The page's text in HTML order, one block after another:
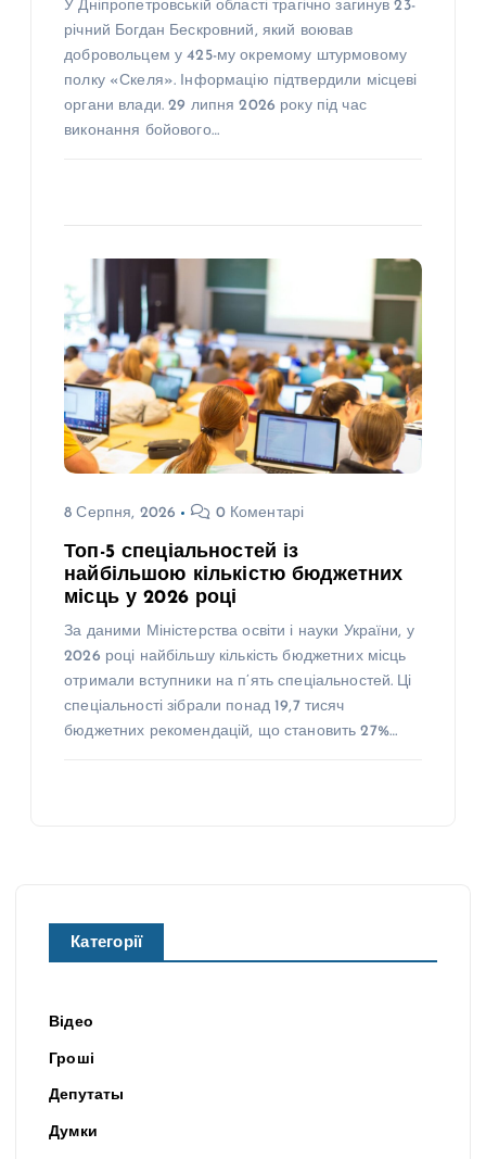
У Дніпропетровській області трагічно загинув 23-
річний Богдан Бескровний, який воював
добровольцем у 425-му окремому штурмовому
полку «Скеля». Інформацію підтвердили місцеві
органи влади. 29 липня 2026 року під час
виконання бойового…
8 Серпня, 2026 0 Коментарі
Топ-5 спеціальностей із
найбільшою кількістю бюджетних
місць у 2026 році
За даними Міністерства освіти і науки України, у
2026 році найбільшу кількість бюджетних місць
отримали вступники на п’ять спеціальностей. Ці
спеціальності зібрали понад 19,7 тисяч
бюджетних рекомендацій, що становить 27%…
Категорії
Відео
Гроші
Депутаты
Думки